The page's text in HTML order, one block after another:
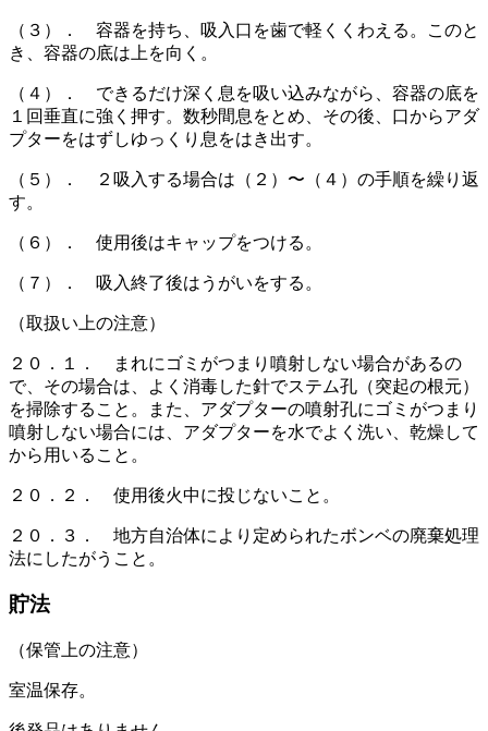
（３）． 容器を持ち、吸入口を歯で軽くくわえる。このと
き、容器の底は上を向く。
（４）． できるだけ深く息を吸い込みながら、容器の底を
１回垂直に強く押す。数秒間息をとめ、その後、口からアダ
プターをはずしゆっくり息をはき出す。
（５）． ２吸入する場合は（２）〜（４）の手順を繰り返
す。
（６）． 使用後はキャップをつける。
（７）． 吸入終了後はうがいをする。
（取扱い上の注意）
２０．１． まれにゴミがつまり噴射しない場合があるの
で、その場合は、よく消毒した針でステム孔（突起の根元）
を掃除すること。また、アダプターの噴射孔にゴミがつまり
噴射しない場合には、アダプターを水でよく洗い、乾燥して
から用いること。
２０．２． 使用後火中に投じないこと。
２０．３． 地方自治体により定められたボンベの廃棄処理
法にしたがうこと。
貯法
（保管上の注意）
室温保存。